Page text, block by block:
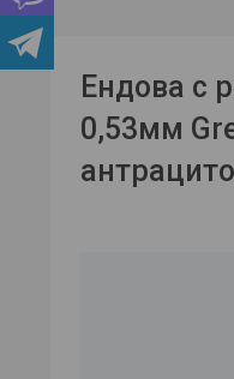
Ендова с
0,53мм